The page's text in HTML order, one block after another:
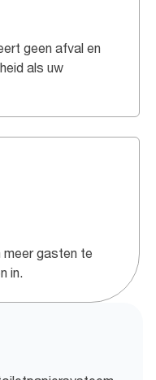
geen afval en
als uw
gasten te
in.